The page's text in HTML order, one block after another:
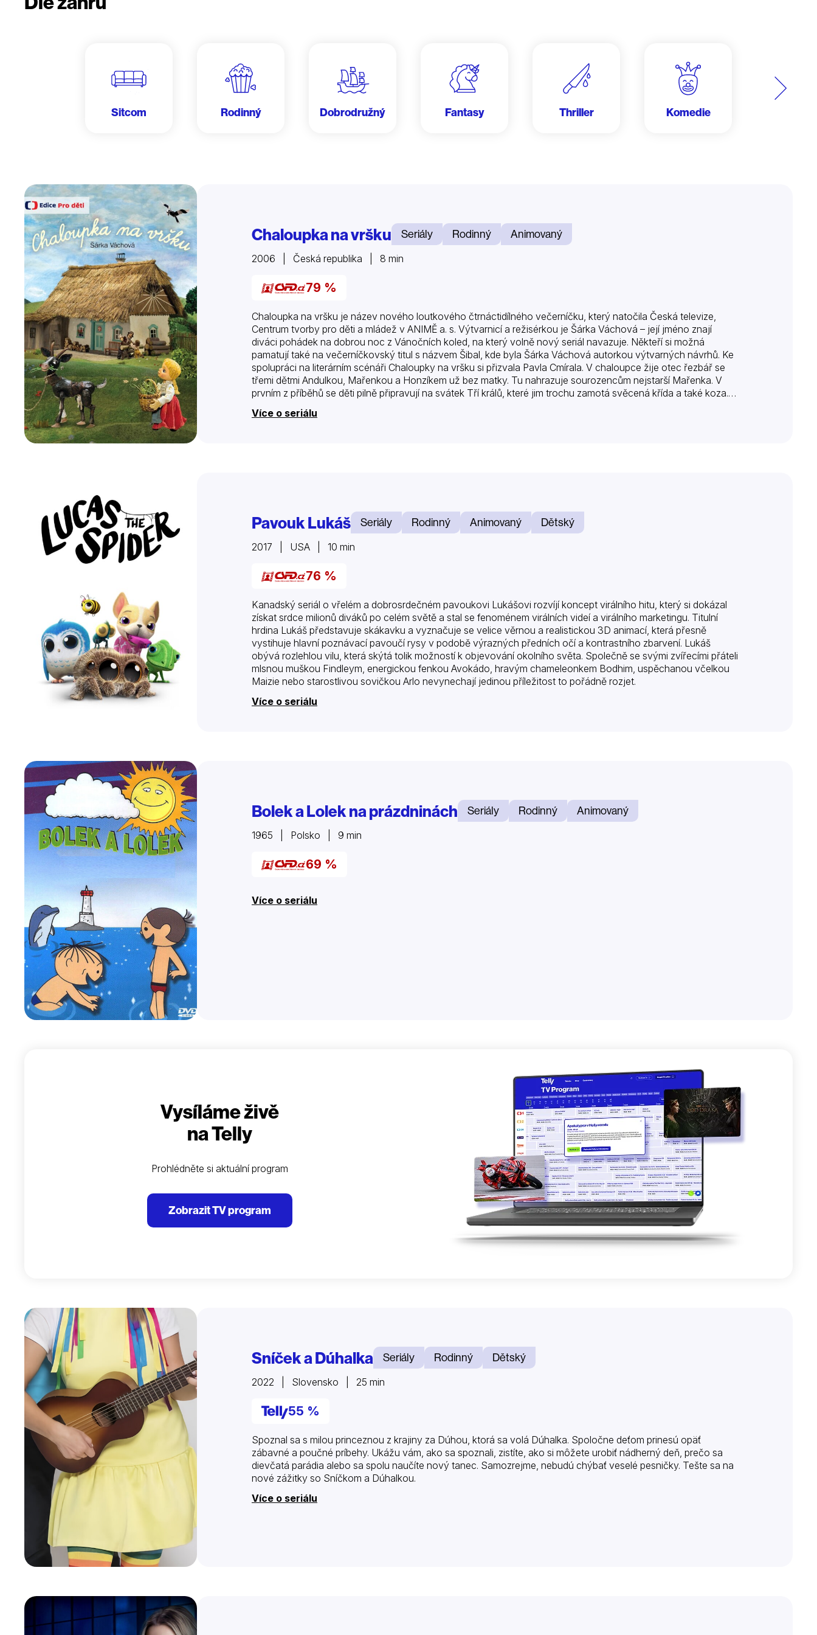
Další
Sitcom
Rodinný Dobrodružný Fantasy Thriller Komedie
Chaloupka na vršku Seriály Rodinný Animovaný
2006 | Česká republika | 8 min
79 %
Chaloupka na vršku je název nového loutkového čtrnáctidílného večerníčku, který natočila Česká televize,
Centrum tvorby pro děti a mládež v ANIMĚ a. s. Výtvarnicí a režisérkou je Šárka Váchová – její jméno znají
diváci pohádek na dobrou noc z Vánočních koled, na který volně nový seriál navazuje. Někteří si možná
pamatují také na večerníčkovský titul s názvem Šibal, kde byla Šárka Váchová autorkou výtvarných návrhů. Ke
spolupráci na literárním scénáři Chaloupky na vršku si přizvala Pavla Cmírala. V chaloupce žije otec řezbář se
třemi dětmi Andulkou, Mařenkou a Honzíkem už bez matky. Tu nahrazuje sourozencům nejstarší Mařenka. V
prvním z příběhů se děti pilně připravují na svátek Tří králů, které jim trochu zamotá svěcená křída a také koza. V
Více o seriálu
Pavouk Lukáš Seriály Rodinný Animovaný Dětský
2017 | USA | 10 min
76 %
Kanadský seriál o vřelém a dobrosrdečném pavoukovi Lukášovi rozvíjí koncept virálního hitu, který si dokázal
získat srdce milionů diváků po celém světě a stal se fenoménem virálních videí a virálního marketingu. Titulní
hrdina Lukáš představuje skákavku a vyznačuje se velice věrnou a realistickou 3D animací, která přesně
vystihuje hlavní poznávací pavoučí rysy v podobě výrazných předních očí a kontrastního zbarvení. Lukáš
obývá rozlehlou vilu, která skýtá tolik možností k objevování okolního světa. Společně se svými zvířecími přáteli
mlsnou muškou Findleym, energickou fenkou Avokádo, hravým chameleonkem Bodhim, uspěchanou včelkou
Maizie nebo starostlivou sovičkou Arlo nevynechají jedinou příležitost to pořádně rozjet.
Více o seriálu
Bolek a Lolek na prázdninách Seriály Rodinný Animovaný
1965 | Polsko | 9 min
69 %
Více o seriálu
Vysíláme živě
na Telly
Prohlédněte si aktuální program
Zobrazit TV program
Sníček a Dúhalka Seriály Rodinný Dětský
2022 | Slovensko | 25 min
55 %
Spoznal sa s milou princeznou z krajiny za Dúhou, ktorá sa volá Dúhalka. Spoločne deťom prinesú opäť
zábavné a poučné príbehy. Ukážu vám, ako sa spoznali, zistíte, ako si môžete urobiť nádherný deň, prečo sa
dievčatá parádia alebo sa spolu naučíte nový tanec. Samozrejme, nebudú chýbať veselé pesničky. Tešte sa na
nové zážitky so Sníčkom a Dúhalkou.
Více o seriálu